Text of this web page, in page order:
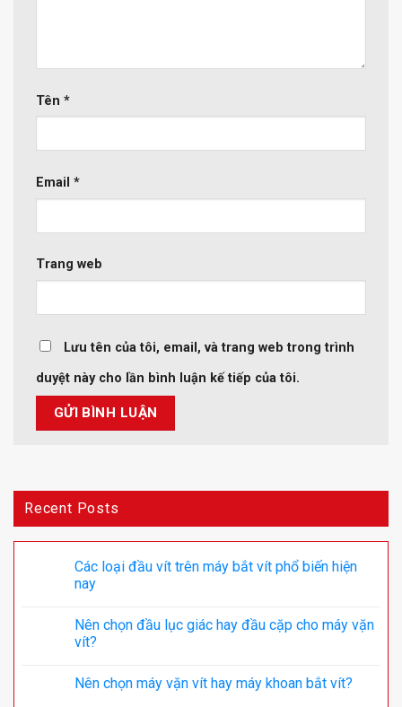
Tên *
Email *
Trang web
Lưu tên của tôi, email, và trang web trong trình
duyệt này cho lần bình luận kế tiếp của tôi.
Recent Posts
Các loại đầu vít trên máy bắt vít phổ biến hiện
nay
Nên chọn đầu lục giác hay đầu cặp cho máy vặn
vít?
Nên chọn máy vặn vít hay máy khoan bắt vít?